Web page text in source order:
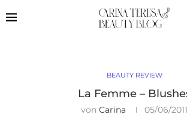
BEAUTY REVIEW
La Femme –
von Carina 05/06/2011